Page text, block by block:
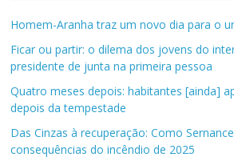
Homem-Aranha traz um novo dia para o
Ficar ou partir: o dilema dos jovens do
presidente de junta na primeira pessoa
Quatro meses depois: habitantes [ainda]
depois da tempestade
Das Cinzas à recuperação: Como
consequências do incêndio de 2025